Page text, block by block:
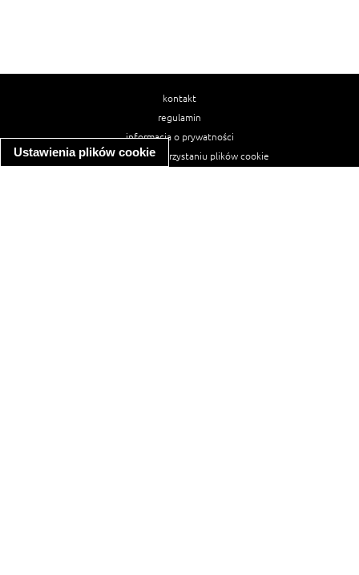
Ustawienia plików cookie
kontakt
regulamin
informacja o prywatności
informacja o wykorzystaniu plików cookie